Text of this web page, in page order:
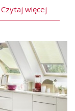
Czytaj więcej